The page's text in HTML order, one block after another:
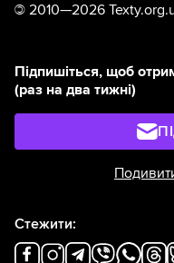
© 2010—2026
Підпишіться, щоб
(раз на два тижні)
Стежити: